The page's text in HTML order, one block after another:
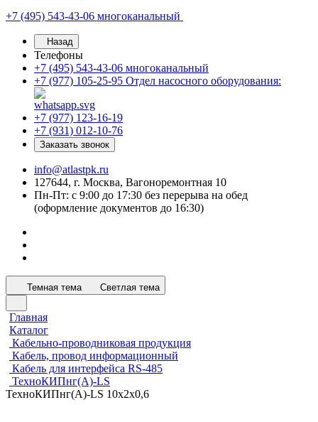
+7 (495) 543-43-06 многоканальный
Назад
Телефоны
+7 (495) 543-43-06 многоканальный
+7 (977) 105-25-95 Отдел насосного оборудования:
+7 (977) 123-16-19
+7 (931) 012-10-76
Заказать звонок
info@atlastpk.ru
127644, г. Москва, Вагоноремонтная 10
Пн-Пт: с 9:00 до 17:30 без перерыва на обед
(оформление документов до 16:30)
Темная тема Светлая тема
Главная
Каталог
Кабельно-проводниковая продукция
Кабель, провод информационный
Кабель для интерфейса RS-485
ТехноКИПнг(А)-LS
ТехноКИПнг(А)-LS 10х2х0,6